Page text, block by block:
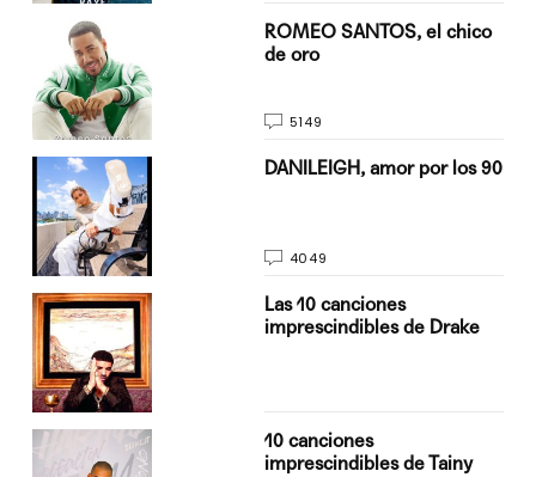
ROMEO SANTOS, el chico
de oro
5149
DANILEIGH, amor por los 90
4049
Las 10 canciones
imprescindibles de Drake
10 canciones
imprescindibles de Tainy